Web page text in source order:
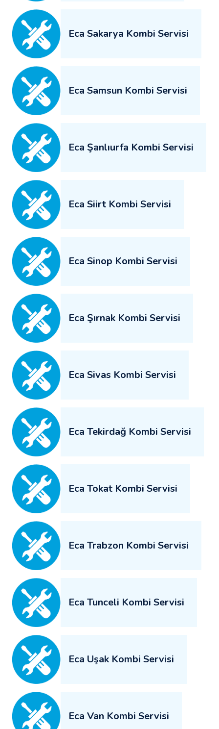
Eca Sakarya Kombi Servisi
Eca Samsun Kombi Servisi
Eca Şanlıurfa Kombi Servisi
Eca Siirt Kombi Servisi
Eca Sinop Kombi Servisi
Eca Şırnak Kombi Servisi
Eca Sivas Kombi Servisi
Eca Tekirdağ Kombi Servisi
Eca Tokat Kombi Servisi
Eca Trabzon Kombi Servisi
Eca Tunceli Kombi Servisi
Eca Uşak Kombi Servisi
Eca Van Kombi Servisi